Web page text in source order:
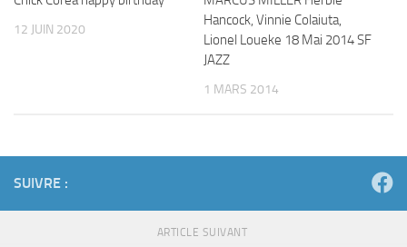
12 JUIN 2020
Hancock, Vinnie Colaiuta,
Lionel Loueke 18 Mai 2014 SF
JAZZ
1 MARS 2014
SUIVRE :
ARTICLE SUIVANT